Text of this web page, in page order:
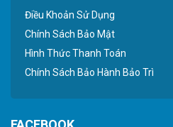
Điều Khoản Sử Dụng
Chính Sách Bảo Mật
Hình Thức Thanh Toán
Chính Sách Bảo Hành Bảo Trì